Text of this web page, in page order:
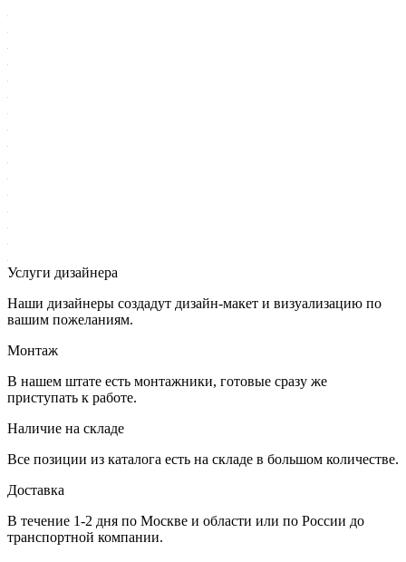
Услуги дизайнера
Наши дизайнеры создадут дизайн-макет и визуализацию по
вашим пожеланиям.
Монтаж
В нашем штате есть монтажники, готовые сразу же
приступать к работе.
Наличие на складе
Все позиции из каталога есть на складе в большом количестве.
Доставка
В течение 1-2 дня по Москве и области или по России до
транспортной компании.